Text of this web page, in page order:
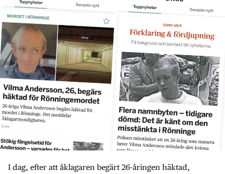
I dag, efter att åklagaren begärt 26-åringen häktad,